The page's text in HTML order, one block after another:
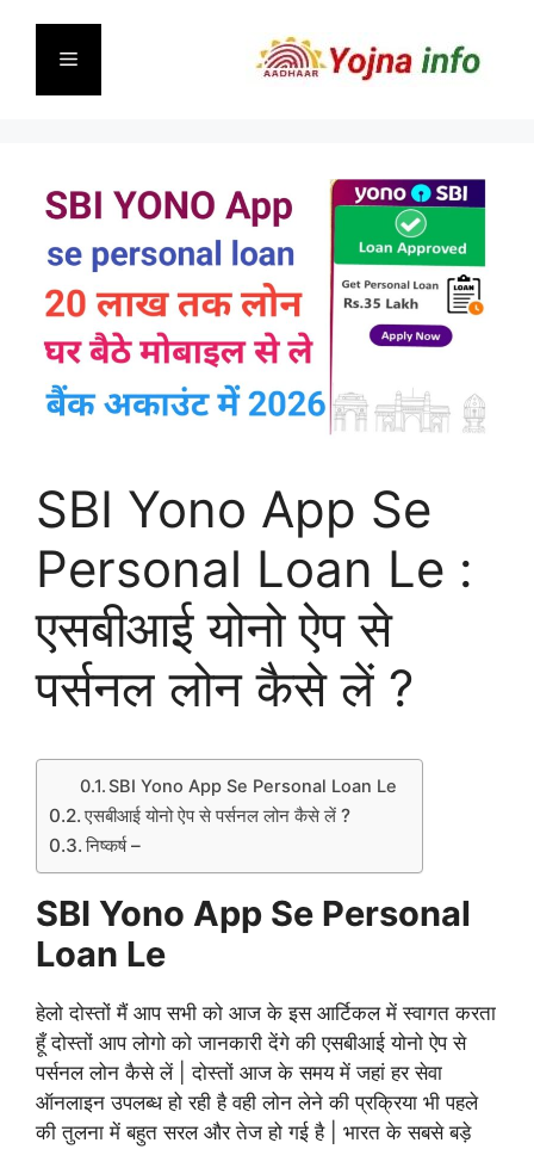
content
Menu
SBI Yono App Se
Personal Loan Le :
एसबीआई योनो ऐप से
पर्सनल लोन कैसे लें ?
SBI Yono App Se Personal Loan Le
एसबीआई योनो ऐप से पर्सनल लोन कैसे लें ?
निष्कर्ष –
SBI Yono App Se Personal
Loan Le
हेलो दोस्तों मैं आप सभी को आज के इस आर्टिकलमें स्वागत करता
हूँ दोस्तों आप लोगो को जानकारी देंगे की एसबीआई योनो ऐप से
पर्सनल लोन कैसे लें | दोस्तों आज के समय में जहां हर सेवा
ऑनलाइन उपलब्ध हो रही है वही लोन लेने की प्रक्रिया भी पहले
की तुलना में बहुत सरल और तेज हो गई है | भारत के सबसे बड़े